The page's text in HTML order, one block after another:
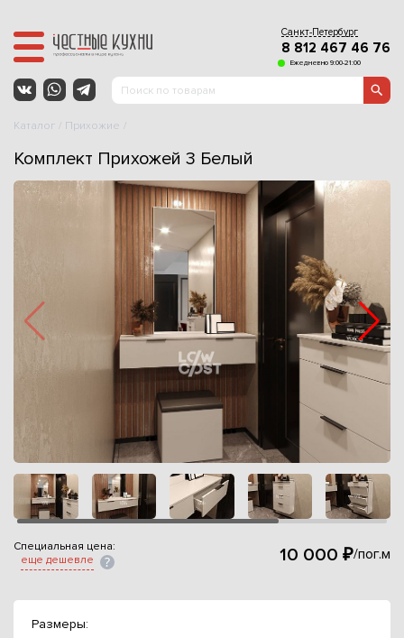
Санкт-Петербург
8 812 467 46 76
Ежедневно 9:00-21:00
Каталог Прихожие
Комплект Прихожей 3 Белый
Специальная цена:
еще дешевле
10 000 ₽/пог.м
Размеры: